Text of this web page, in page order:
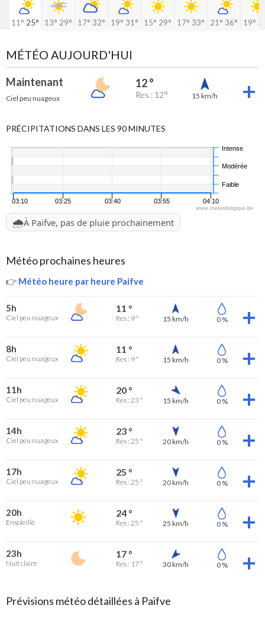
11° 25° 13° 29° 17° 32° 19° 31° 15° 29° 17° 33° 21° 36° 19°
MÉTÉO AUJOURD'HUI
Maintenant
Ciel peu nuageux
12 °
Res : 12° 15 km/h
PRÉCIPITATIONS DANS LES 90 MINUTES
03:10 03:25 03:40 03:55 04:10
Faible
Modérée
Intense
www.meteobelgique.be
🌧️À Paifve, pas de pluie prochainement
Météo prochaines heures
👉 Météo heure par heure Paifve
5h
Ciel peu nuageux
11 °
Res : 9 ° 15 km/h 0 %
8h
Ciel peu nuageux
11 °
Res : 9 ° 15 km/h 0 %
11h
Ciel peu nuageux
20 °
Res : 23 ° 15 km/h 0 %
14h
Ciel peu nuageux
23 °
Res : 25 ° 20 km/h 0 %
17h
Ciel peu nuageux
25 °
Res : 25 ° 20 km/h 0 %
20h
Ensoleillé
24 °
Res : 25 ° 25 km/h 0 %
23h
Nuit claire
17 °
Res : 17 ° 30 km/h 0 %
Prévisions météo détaillées à Paifve